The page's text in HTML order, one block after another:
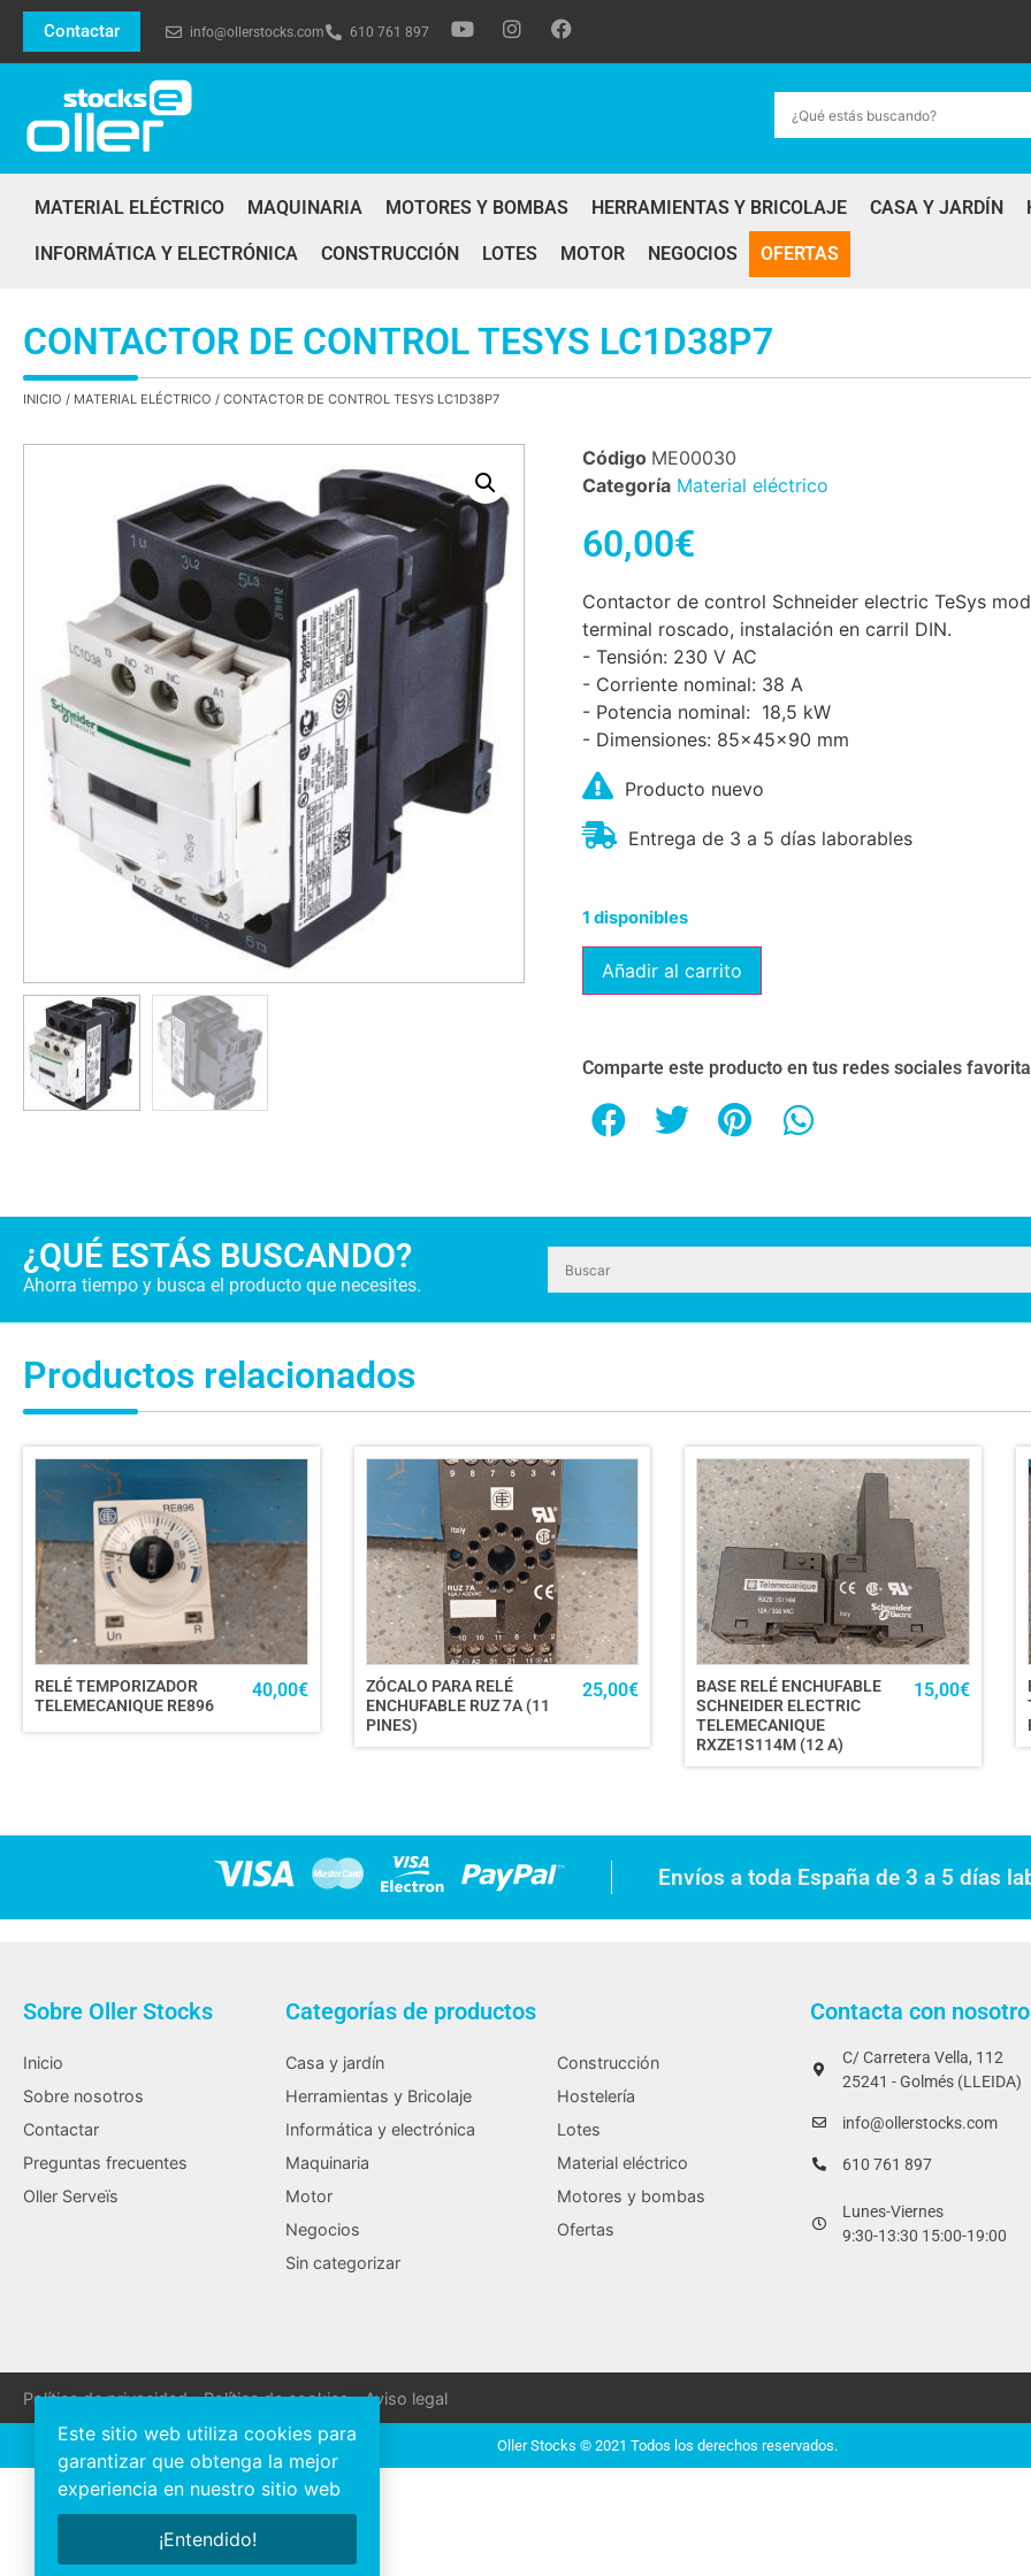
Contactar info@ollerstocks.com 610 761 897
MATERIAL ELÉCTRICO MAQUINARIA MOTORES Y BOMBAS HERRAMIENTAS Y BRICOLAJE CASA Y JARDÍN
INFORMÁTICA Y ELECTRÓNICA CONSTRUCCIÓN LOTES MOTOR NEGOCIOS OFERTAS
CONTACTOR DE CONTROL TESYS LC1D38P7
INICIO / MATERIAL ELÉCTRICO / CONTACTOR DE CONTROL TESYS LC1D38P7
Código ME00030
Categoría Material eléctrico
60,00€
Contactor de control Schneider electric TeSys
terminal roscado, instalación en carril DIN.
- Tensión: 230 V AC
- Corriente nominal: 38 A
- Potencia nominal: 18,5 kW
- Dimensiones: 85x45x90 mm
Producto nuevo
Entrega de 3 a 5 días laborables
1 disponibles
Añadir al carrito
Comparte este producto en tus redes sociales
¿QUÉ ESTÁS BUSCANDO?
Ahorra tiempo y busca el producto que necesites.
Productos relacionados
RELÉ TEMPORIZADOR
TELEMECANIQUE RE896
40,00€
ZÓCALO PARA RELÉ
ENCHUFABLE RUZ 7A (11
PINES)
25,00€
BASE RELÉ ENCHUFABLE
SCHNEIDER ELECTRIC
TELEMECANIQUE
RXZE1S114M (12 A)
15,00€
Envíos a toda España de 3 a 5 días
Sobre Oller Stocks
Inicio
Sobre nosotros
Contactar
Preguntas frecuentes
Oller Serveïs
Categorías de productos
Casa y jardín
Construcción
Herramientas y Bricolaje
Hostelería
Informática y electrónica
Lotes
Maquinaria
Material eléctrico
Motor
Motores y bombas
Negocios
Ofertas
Sin categorizar
Contacta con
C/ Carretera Vella, 112
25241 - Golmés (LLEIDA)
info@ollerstocks.com
610 761 897
Lunes-Viernes
9:30-13:30 15:00-19:00
Política de privacidad Política de cookies Aviso legal
Oller Stocks © 2021 Todos los derechos reservados.
Este sitio web utiliza cookies para
garantizar que obtenga la mejor
experiencia en nuestro sitio web
¡Entendido!